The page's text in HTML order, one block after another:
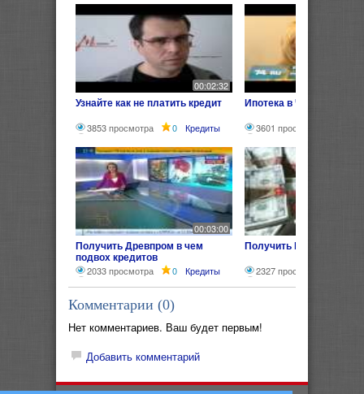
00:02:32
Узнайте как не платить кредит
3853 просмотра 0 Кредиты
Ипотека в Челябинске
3601 просмотр
00:03:00
Получить Древпром в чем
подвох кредитов
2033 просмотра 0 Кредиты
Получить Кредит без
2327 просмотров
Комментарии (0)
Нет комментариев. Ваш будет первым!
Добавить комментарий